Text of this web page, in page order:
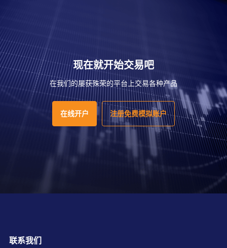
现在就开始交易吧
在我们的屡获殊荣的平台上交易各种产品
在线开户 注册免费模拟账户
联系我们